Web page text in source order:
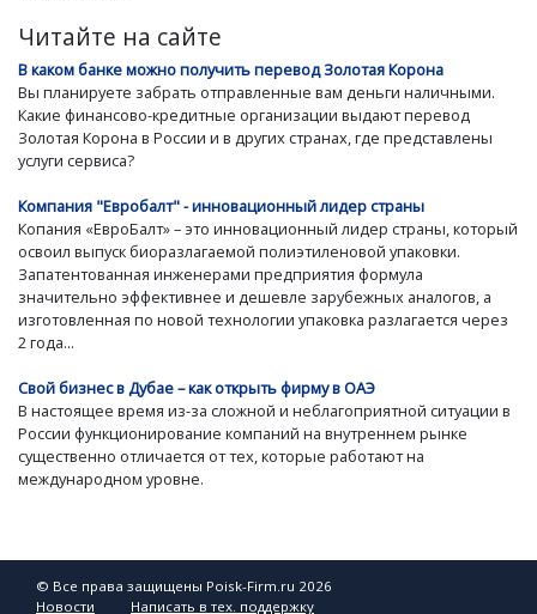
Читайте на сайте
В каком банке можно получить перевод Золотая Корона
Вы планируете забрать отправленные вам деньги наличными.
Какие финансово-кредитные организации выдают перевод
Золотая Корона в России и в других странах, где представлены
услуги сервиса?
Компания "Евробалт" - инновационный лидер страны
Копания «ЕвроБалт» – это инновационный лидер страны, который
освоил выпуск биоразлагаемой полиэтиленовой упаковки.
Запатентованная инженерами предприятия формула
значительно эффективнее и дешевле зарубежных аналогов, а
изготовленная по новой технологии упаковка разлагается через
2 года...
Свой бизнес в Дубае – как открыть фирму в ОАЭ
В настоящее время из-за сложной и неблагоприятной ситуации в
России функционирование компаний на внутреннем рынке
существенно отличается от тех, которые работают на
международном уровне.
© Все права защищены Poisk-Firm.ru 2026
Новости
Написать в тех. поддержку